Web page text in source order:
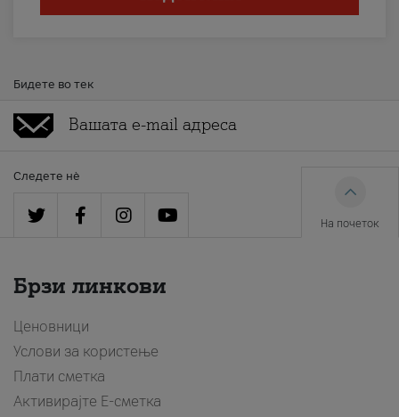
Бидете во тек
Следете нè
На почеток
Брзи линкови
Ценовници
Услови за користење
Плати сметка
Активирајте Е-сметка